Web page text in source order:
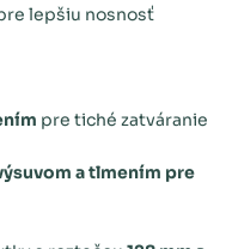
lepšiu nosnosť
pre tiché zatváranie
a tlmením pre